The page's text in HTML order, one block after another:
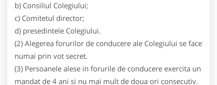
b) Consiliul Colegiului;
c) Comitetul director;
d) presedintele Colegiului.
(2) Alegerea forurilor de conducere ale Colegiului se face
numai prin vot secret.
(3) Persoanele alese in forurile de conducere exercita un
mandat de 4 ani si nu mai mult de doua ori consecutiv.